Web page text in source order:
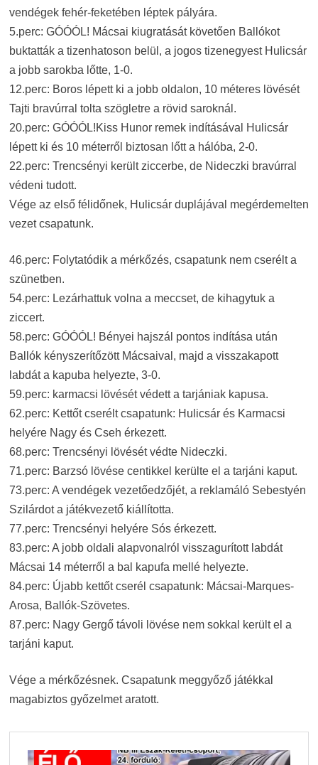
vendégek fehér-feketében léptek pályára.
5.perc: GÓÓÓL! Mácsai kiugratását követően Ballókot
buktatták a tizenhatoson belül, a jogos tizenegyest Hulicsár
a jobb sarokba lőtte, 1-0.
12.perc: Boros lépett ki a jobb oldalon, 10 méteres lövését
Tajti bravúrral tolta szögletre a rövid saroknál.
20.perc: GÓÓÓL!Kiss Hunor remek indításával Hulicsár
lépett ki és 10 méterről biztosan lőtt a hálóba, 2-0.
22.perc: Trencsényi került ziccerbe, de Nideczki bravúrral
védeni tudott.
Vége az első félidőnek, Hulicsár duplájával megérdemelten
vezet csapatunk.
46.perc: Folytatódik a mérkőzés, csapatunk nem cserélt a
szünetben.
54.perc: Lezárhattuk volna a meccset, de kihagytuk a
ziccert.
58.perc: GÓÓÓL! Bényei hajszál pontos indítása után
Ballók kényszerítőzött Mácsaival, majd a visszakapott
labdát a kapuba helyezte, 3-0.
59.perc: karmacsi lövését védett a tarjániak kapusa.
62.perc: Kettőt cserélt csapatunk: Hulicsár és Karmacsi
helyére Nagy és Cseh érkezett.
68.perc: Trencsényi lövését védte Nideczki.
71.perc: Barzsó lövése centikkel kerülte el a tarjáni kaput.
73.perc: A vendégek vezetőedzőjét, a reklamáló Sebestyén
Szilárdot a játékvezető kiállította.
77.perc: Trencsényi helyére Sós érkezett.
83.perc: A jobb oldali alapvonalról visszagurított labdát
Mácsai 14 méterről a bal kapufa mellé helyezte.
84.perc: Újabb kettőt cserél csapatunk: Mácsai-Marques-
Arosa, Ballók-Szövetes.
87.perc: Nagy Gergő távoli lövése nem sokkal került el a
tarjáni kaput.
Vége a mérkőzésnek. Csapatunk meggyőző játékkal
magabiztos győzelmet aratott.